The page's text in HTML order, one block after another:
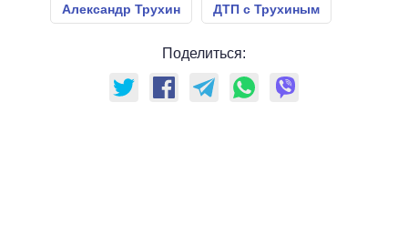
Александр Трухин ДТП с Трухиным
Поделиться: